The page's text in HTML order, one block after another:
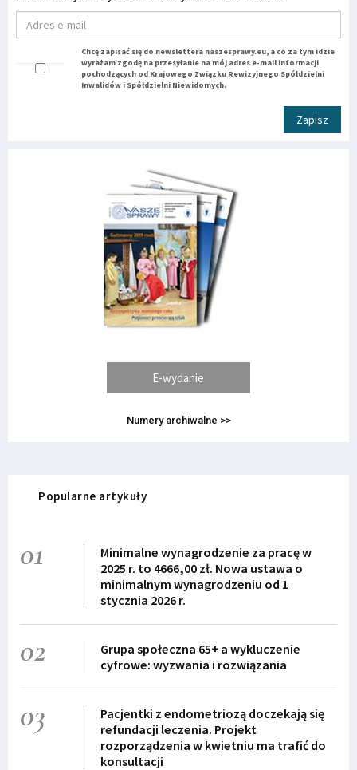
Chcę zapisać się do newslettera naszesprawy.eu, a co za tym idzie
wyrażam zgodę na przesyłanie na mój adres e-mail informacji
pochodzących od Krajowego Związku Rewizyjnego Spółdzielni
Inwalidów i Spółdzielni Niewidomych.
Zapisz
E-wydanie
Numery archiwalne >>
Popularne artykuły
01
Minimalne wynagrodzenie za pracę w
2025 r. to 4666,00 zł. Nowa ustawa o
minimalnym wynagrodzeniu od 1
stycznia 2026 r.
02
Grupa społeczna 65+ a wykluczenie
cyfrowe: wyzwania i rozwiązania
03
Pacjentki z endometriozą doczekają się
refundacji leczenia. Projekt
rozporządzenia w kwietniu ma trafić do
konsultacji